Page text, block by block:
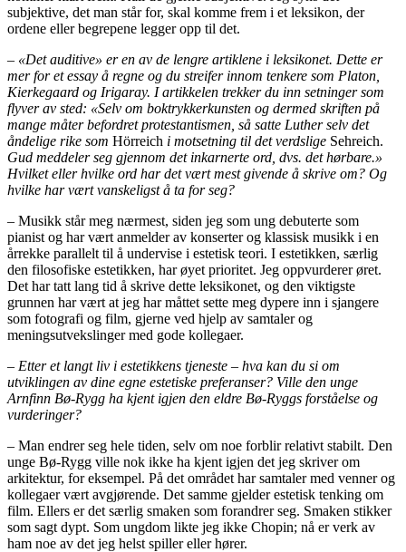
subjektive, det man står for, skal komme frem i et leksikon, der
ordene eller begrepene legger opp til det.
– «Det auditive» er en av de lengre artiklene i leksikonet. Dette er
mer for et essay å regne og du streifer innom tenkere som Platon,
Kierkegaard og Irigaray. I artikkelen trekker du inn setninger som
flyver av sted: «Selv om boktrykkerkunsten og dermed skriften på
mange måter befordret protestantismen, så satte Luther selv det
åndelige rike som Hörreich i motsetning til det verdslige Sehreich.
Gud meddeler seg gjennom det inkarnerte ord, dvs. det hørbare.»
Hvilket eller hvilke ord har det vært mest givende å skrive om? Og
hvilke har vært vanskeligst å ta for seg?
– Musikk står meg nærmest, siden jeg som ung debuterte som
pianist og har vært anmelder av konserter og klassisk musikk i en
årrekke parallelt til å undervise i estetisk teori. I estetikken, særlig
den filosofiske estetikken, har øyet prioritet. Jeg oppvurderer øret.
Det har tatt lang tid å skrive dette leksikonet, og den viktigste
grunnen har vært at jeg har måttet sette meg dypere inn i sjangere
som fotografi og film, gjerne ved hjelp av samtaler og
meningsutvekslinger med gode kollegaer.
– Etter et langt liv i estetikkens tjeneste – hva kan du si om
utviklingen av dine egne estetiske preferanser? Ville den unge
Arnfinn Bø-Rygg ha kjent igjen den eldre Bø-Ryggs forståelse og
vurderinger?
– Man endrer seg hele tiden, selv om noe forblir relativt stabilt. Den
unge Bø-Rygg ville nok ikke ha kjent igjen det jeg skriver om
arkitektur, for eksempel. På det området har samtaler med venner og
kollegaer vært avgjørende. Det samme gjelder estetisk tenking om
film. Ellers er det særlig smaken som forandrer seg. Smaken stikker
som sagt dypt. Som ungdom likte jeg ikke Chopin; nå er verk av
ham noe av det jeg helst spiller eller hører.